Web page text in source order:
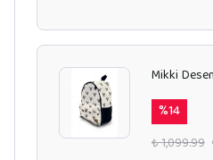
Mikki
%14
₺ 1,099.99